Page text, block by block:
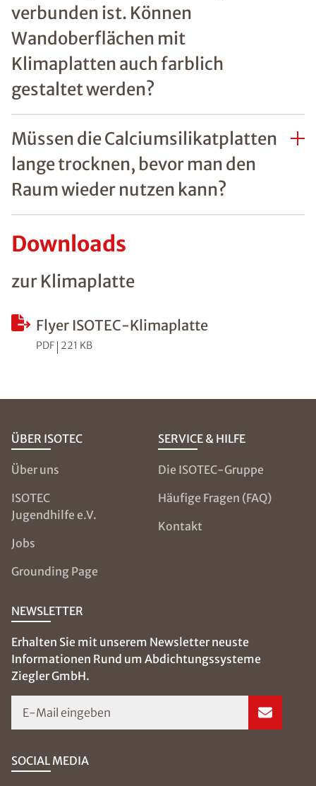
verbunden ist. Können
Wandoberflächen mit
Klimaplatten auch farblich
gestaltet werden?
Müssen die Calciumsilikatplatten
lange trocknen, bevor man den
Raum wieder nutzen kann?
Downloads
zur Klimaplatte
Flyer ISOTEC-Klimaplatte
PDF 221 KB
ÜBER ISOTEC
Über uns
ISOTEC
Jugendhilfe e.V.
Jobs
Grounding Page
SERVICE & HILFE
Die ISOTEC-Gruppe
Häufige Fragen (FAQ)
Kontakt
NEWSLETTER
Erhalten Sie mit unserem Newsletter neuste
Informationen Rund um Abdichtungssysteme
Ziegler GmbH.
E-Mail eingeben
SOCIAL MEDIA